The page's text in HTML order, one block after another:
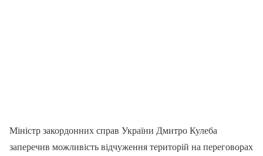
Міністр закордонних справ України Дмитро Кулеба
заперечив можливість відчуження територій на переговорах